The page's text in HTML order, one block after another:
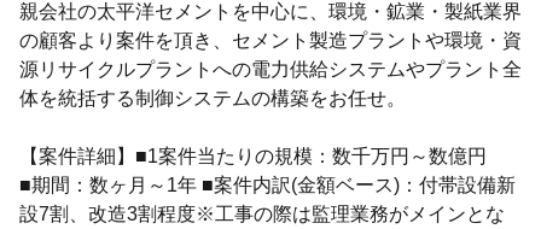
親会社の太平洋セメントを中心に、環境・鉱業・製紙業界
の顧客より案件を頂き、セメント製造プラントや環境・資
源リサイクルプラントへの電力供給システムやプラント全
体を統括する制御システムの構築をお任せ。
【案件詳細】■1案件当たりの規模：数千万円～数億円
■期間：数ヶ月～1年 ■案件内訳(金額ベース)：付帯設備新
設7割、改造3割程度※工事の際は監理業務がメインとな